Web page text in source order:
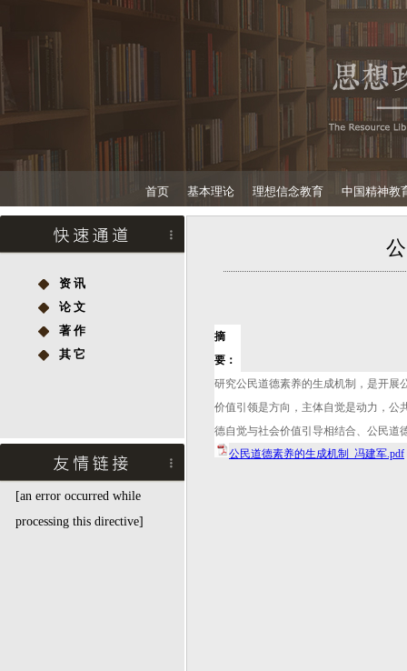
首页 基本理论 理想信念教育 中国精神教
资 讯
论 文
著 作
其 它
[an error occurred while
processing this directive]
摘
要：
研究公民道德素养的生成机制，是开展
价值引领是方向，主体自觉是动力，公
德自觉与社会价值引导相结合、公民道
公民道德素养的生成机制_冯建军.pdf